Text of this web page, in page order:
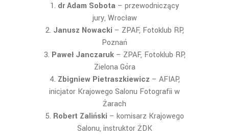
dr Adam Sobota – przewodniczący
jury, Wrocław
Janusz Nowacki – ZPAF, Fotoklub RP,
Poznań
Paweł Janczaruk– ZPAF, Fotoklub RP,
Zielona Góra
Zbigniew Pietraszkiewicz – AFIAP,
inicjator Krajowego Salonu Fotografii w
Żarach
Robert Zaliński – komisarz Krajowego
Salonu, instruktor ŻDK